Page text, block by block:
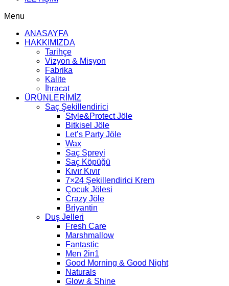
Menu
ANASAYFA
HAKKIMIZDA
Tarihçe
Vizyon & Misyon
Fabrika
Kalite
İhracat
ÜRÜNLERİMİZ
Saç Şekillendirici
Style&Protect Jöle
Bitkisel Jöle
Let’s Party Jöle
Wax
Saç Spreyi
Saç Köpüğü
Kıvır Kıvır
7×24 Şekillendirici Krem
Çocuk Jölesi
Crazy Jöle
Briyantin
Duş Jelleri
Fresh Care
Marshmallow
Fantastic
Men 2in1
Good Morning & Good Night
Naturals
Glow & Shine